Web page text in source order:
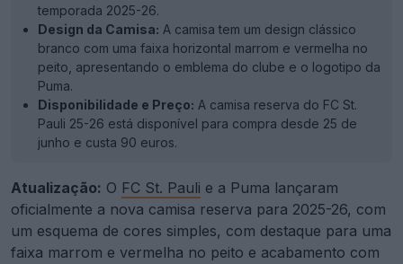
temporada 2025-26.
Design da Camisa: A camisa tem um design clássico
branco com uma faixa horizontal marrom e vermelha no
peito, apresentando o emblema do clube e o logotipo da
Puma.
Disponibilidade e Preço: A camisa reserva do FC St.
Pauli 25-26 está disponível para compra desde 25 de
junho e custa 90 euros.
Atualização: O FC St. Pauli e a Puma lançaram
oficialmente a nova camisa reserva para 2025-26, com
um esquema de cores simples, com destaque para uma
faixa marrom e vermelha no peito e acabamento com